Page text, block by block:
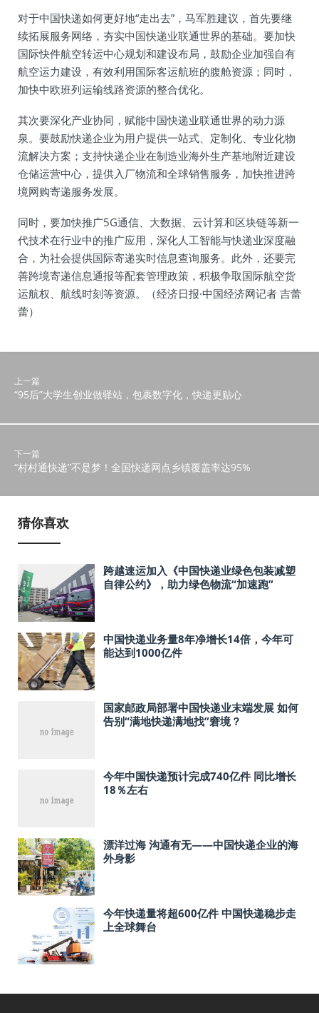
对于中国快递如何更好地“走出去”，马军胜建议，首先要继
续拓展服务网络，夯实中国快递业联通世界的基础。要加快
国际快件航空转运中心规划和建设布局，鼓励企业加强自有
航空运力建设，有效利用国际客运航班的腹舱资源；同时，
加快中欧班列运输线路资源的整合优化。
其次要深化产业协同，赋能中国快递业联通世界的动力源
泉。要鼓励快递企业为用户提供一站式、定制化、专业化物
流解决方案；支持快递企业在制造业海外生产基地附近建设
仓储运营中心，提供入厂物流和全球销售服务，加快推进跨
境网购寄递服务发展。
同时，要加快推广5G通信、大数据、云计算和区块链等新一
代技术在行业中的推广应用，深化人工智能与快递业深度融
合，为社会提供国际寄递实时信息查询服务。此外，还要完
善跨境寄递信息通报等配套管理政策，积极争取国际航空货
运航权、航线时刻等资源。（经济日报·中国经济网记者 吉蕾
蕾）
上一篇
“95后”大学生创业做驿站，包裹数字化，快递更贴心
下一篇
“村村通快递”不是梦！全国快递网点乡镇覆盖率达95%
猜你喜欢
跨越速运加入《中国快递业绿色包装减塑
自律公约》，助力绿色物流“加速跑”
中国快递业务量8年净增长14倍，今年可
能达到1000亿件
国家邮政局部署中国快递业末端发展 如何
告别“满地快递满地找”窘境？
今年中国快递预计完成740亿件 同比增长
18％左右
漂洋过海 沟通有无——中国快递企业的海
外身影
今年快递量将超600亿件 中国快递稳步走
上全球舞台